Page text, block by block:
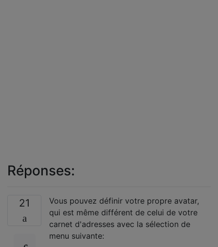
Réponses:
21
Vous pouvez définir votre propre avatar,
qui est même différent de celui de votre
carnet d'adresses avec la sélection de
menu suivante: